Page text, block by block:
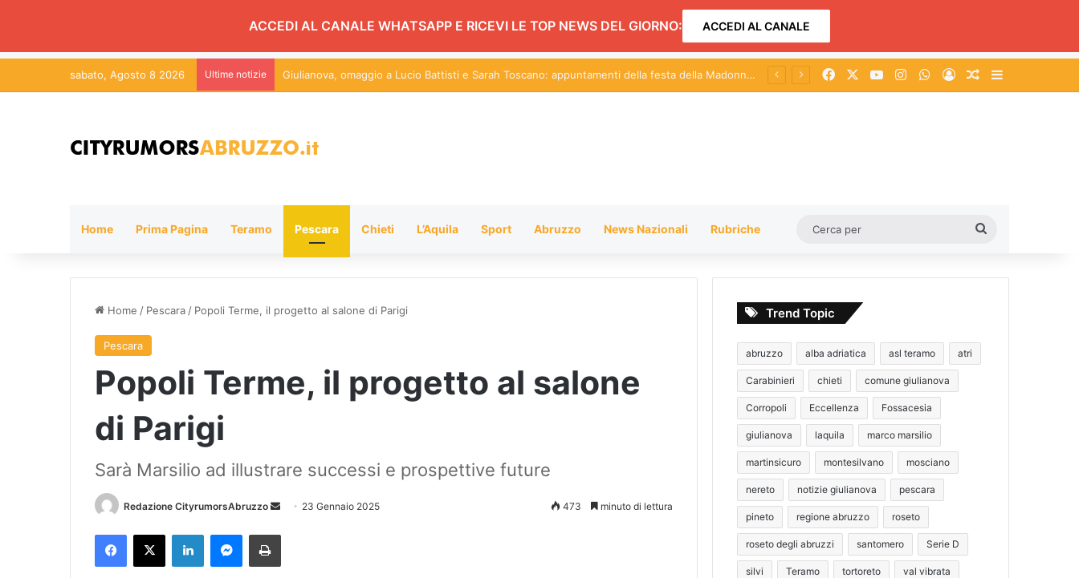
ACCEDI AL CANALE WHATSAPP E RICEVI LE TOP NEWS DEL GIORNO: ACCEDI AL CANALE
sabato, Agosto 8 2026 Ultime notizie Studio Confesercenti sul Pil: in Abruzzo nel 2026 cresce dello 0,9% Facebook You TubeInstagramWhatsApp
AccediUn articolo a
Home Prima Pagina Teramo Pescara Chieti L’Aquila Sport Abruzzo News Nazionali Rubriche
Home / Pescara / Popoli Terme, il progetto al salone di Parigi
Pescara
Popoli Terme, il progetto al salone
di Parigi
Sarà Marsilio ad illustrare successi e prospettive future
Redazione CityrumorsAbruzzo
i
23 Gennaio 2025 473 minuto di lettura
Trend Topic
abruzzo alba adriatica asl teramo atri
Carabinieri chieti comune giulianova
Corropoli Eccellenza Fossacesia
giulianova laquila marco marsilio
martinsicuro montesilvano mosciano
nereto notizie giulianova pescara
pineto regione abruzzo roseto
roseto degli abruzzi santomero Serie D
silvi Teramo tortoreto val vibrata